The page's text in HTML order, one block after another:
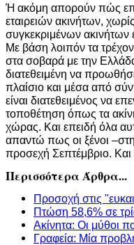
Ή ακόμη απορούν πώς
εταιρειών ακινήτων,
συγκεκριμένων ακινήτων
Με βάση λοιπόν τα
στα σοβαρά με την
διατεθειμένη να
πλαίσιο και μέσα από
είναι διατεθειμένος να
τοποθέτηση όπως τα
χώρας. Και επειδή όλα
απαντώ πως οι ξένοι
προσεχή Σεπτέμβριο.
Περισσότερα Άρθρα...
Προσοχή στις
Πτώση 58,6% σε
Ακίνητα: Οι μύθοι
Γραφεία: Μία